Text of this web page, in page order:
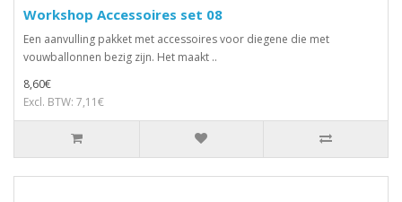
Workshop Accessoires set 08
Een aanvulling pakket met accessoires voor diegene die met
vouwballonnen bezig zijn. Het maakt ..
8,60€
Excl. BTW: 7,11€